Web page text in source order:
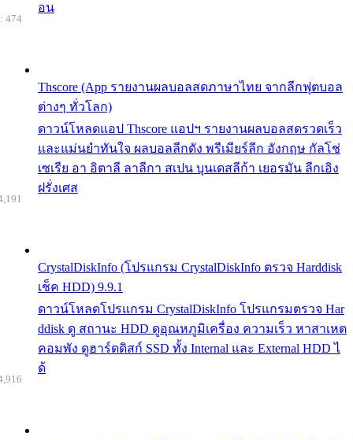
อน
Thscore (App รายงานผลบอลสดภาษาไทย จากลีกฟุตบอล
ต่างๆ ทั่วโลก)
ดาวน์โหลดแอป Thscore แอปฯ รายงานผลบอลสดรวดเร็ว
และแม่นยำทันใจ ผลบอลลีกดัง พรีเมียร์ลีก อังกฤษ กัลโช่
เซเรีย อา อิตาลี ลาลีกา สเปน บุนเดสลีก้า เยอรมัน ลีกเอิง
ฝรั่งเศส
474
CrystalDiskInfo (โปรแกรม CrystalDiskInfo ตรวจ Harddisk
เช็ค HDD) 9.9.1
ดาวน์โหลดโปรแกรม CrystalDiskInfo โปรแกรมตรวจ Har
ddisk ดู สถานะ HDD ดูอุณหภูมิเครื่อง ความเร็ว หาสาเหต
คอมพัง ดูฮาร์ดดิสก์ SSD ทั้ง Internal และ External HDD ไ
ด้